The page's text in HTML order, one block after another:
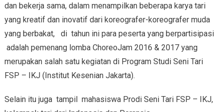
dan bekerja sama, dalam menampilkan beberapa karya tari
yang kreatif dan inovatif dari koreografer-koreografer muda
yang berbakat, di tahun ini para peserta yang berpartisipasi
adalah pemenang lomba ChoreoJam 2016 & 2017 yang
merupakan salah satu kegiatan di Program Studi Seni Tari
FSP – IKJ (Institut Kesenian Jakarta).
Selain itu juga tampil mahasiswa Prodi Seni Tari FSP – IKJ,